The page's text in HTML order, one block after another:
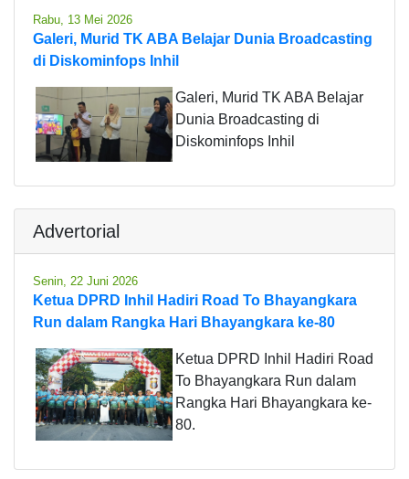
Rabu, 13 Mei 2026
Galeri, Murid TK ABA Belajar Dunia Broadcasting
di Diskominfops Inhil
Galeri, Murid TK ABA Belajar
Dunia Broadcasting di
Diskominfops Inhil
Advertorial
Senin, 22 Juni 2026
Ketua DPRD Inhil Hadiri Road To Bhayangkara
Run dalam Rangka Hari Bhayangkara ke-80
Ketua DPRD Inhil Hadiri Road
To Bhayangkara Run dalam
Rangka Hari Bhayangkara ke-
80.